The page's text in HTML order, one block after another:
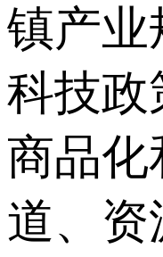
镇产业
科技政
商品化
道、资